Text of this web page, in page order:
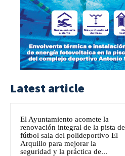
Latest article
El Ayuntamiento acomete la
renovación integral de la pista de
fútbol sala del polideportivo El
Arquillo para mejorar la
seguridad y la práctica de...